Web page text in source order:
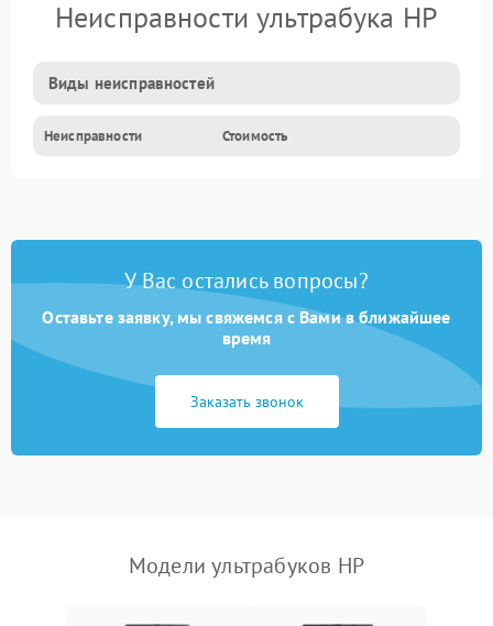
Неисправности ультрабука HP
Виды неисправностей
Неисправности Стоимость
У Вас остались вопросы?
Оставьте заявку, мы свяжемся с Вами в ближайшее
время
Заказать звонок
Модели ультрабуков HP